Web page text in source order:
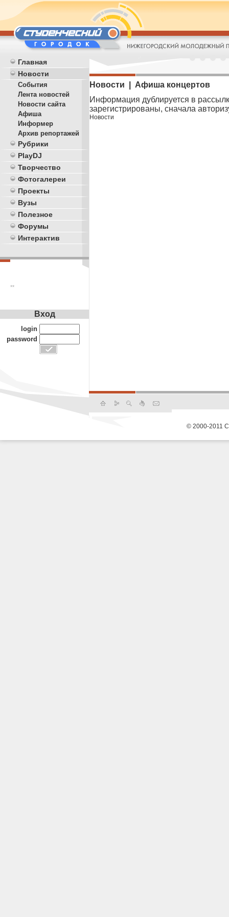
Главная
Новости
События
Лента новостей
Новости сайта
Афиша
Информер
Архив репортажей
Рубрики
PlayDJ
Творчество
Фотогалереи
Проекты
Вузы
Полезное
Форумы
Интерактив
**
Новости | Афиша концертов
Информация дублируется в
зарегистрированы, сначала
Новости
Вход
login
password
© 2000-2011